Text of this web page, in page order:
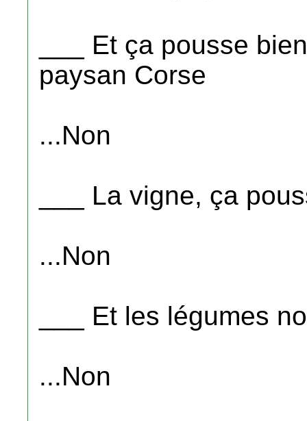
___ Et ça pousse
paysan Corse
...Non
___ La vigne, ça
...Non
___ Et les légumes
...Non